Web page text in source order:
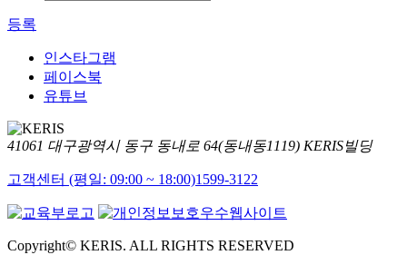
등록
인스타그램
페이스북
유튜브
41061 대구광역시 동구 동내로 64(동내동1119) KERIS빌딩
고객센터 (평일: 09:00 ~ 18:00)1599-3122
Copyright© KERIS. ALL RIGHTS RESERVED